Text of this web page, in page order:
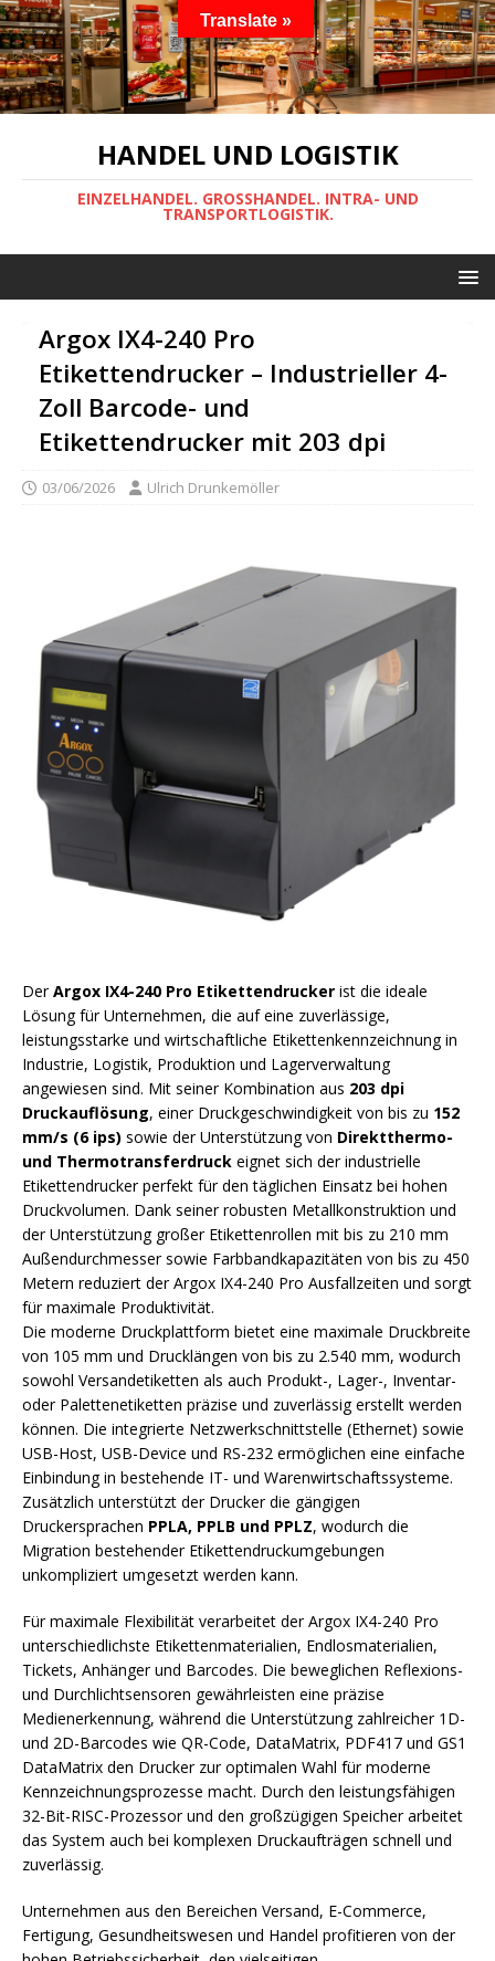
HANDEL UND LOGISTIK
EINZELHANDEL. GROSSHANDEL. INTRA- UND
TRANSPORTLOGISTIK.
Argox IX4-240 Pro
Etikettendrucker – Industrieller 4-
Zoll Barcode- und
Etikettendrucker mit 203 dpi
03/06/2026 Ulrich Drunkemöller
DerArgox IX4-240 Pro Etikettendrucker ist die ideale
Lösung für Unternehmen, die auf eine zuverlässige,
leistungsstarke und wirtschaftliche Etikettenkennzeichnung in
Industrie, Logistik, Produktion und Lagerverwaltung
angewiesen sind. Mit seiner Kombination aus 203 dpi
Druckauflösung, einer Druckgeschwindigkeit von bis zu 152
mm/s (6 ips) sowie der Unterstützung von Direktthermo-
und Thermotransferdruck eignet sich der industrielle
Etikettendrucker perfekt für den täglichen Einsatz bei hohen
Druckvolumen. Dank seiner robusten Metallkonstruktion und
der Unterstützung großer Etikettenrollen mit bis zu 210 mm
Außendurchmesser sowie Farbbandkapazitäten von bis zu 450
Metern reduziert der Argox IX4-240 Pro Ausfallzeiten und sorgt
für maximale Produktivität.
Die moderne Druckplattform bietet eine maximale Druckbreite
von 105 mm und Drucklängen von bis zu 2.540 mm, wodurch
sowohl Versandetiketten als auch Produkt-, Lager-, Inventar-
oder Palettenetiketten präzise und zuverlässig erstellt werden
können. Die integrierte Netzwerkschnittstelle (Ethernet) sowie
USB-Host, USB-Device und RS-232 ermöglichen eine einfache
Einbindung in bestehende IT- und Warenwirtschaftssysteme.
Zusätzlich unterstützt der Drucker die gängigen
Druckersprachen PPLA, PPLB und PPLZ, wodurch die
Migration bestehender Etikettendruckumgebungen
unkompliziert umgesetzt werden kann.
Für maximale Flexibilität verarbeitet der Argox IX4-240 Pro
unterschiedlichste Etikettenmaterialien, Endlosmaterialien,
Tickets, Anhänger und Barcodes. Die beweglichen Reflexions-
und Durchlichtsensoren gewährleisten eine präzise
Medienerkennung, während die Unterstützung zahlreicher 1D-
und 2D-Barcodes wie QR-Code, DataMatrix, PDF417 und GS1
DataMatrix den Drucker zur optimalen Wahl für moderne
Kennzeichnungsprozesse macht. Durch den leistungsfähigen
32-Bit-RISC-Prozessor und den großzügigen Speicher arbeitet
das System auch bei komplexen Druckaufträgen schnell und
zuverlässig.
Unternehmen aus den Bereichen Versand, E-Commerce,
Fertigung, Gesundheitswesen und Handel profitieren von der
Translate »